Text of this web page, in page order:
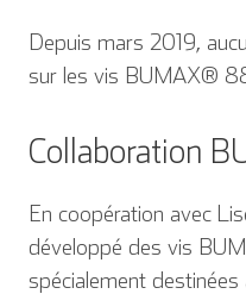
Depuis mars 2019,
sur les vis BUMAX®
Collaboration
En coopération avec
développé des vis
spécialement